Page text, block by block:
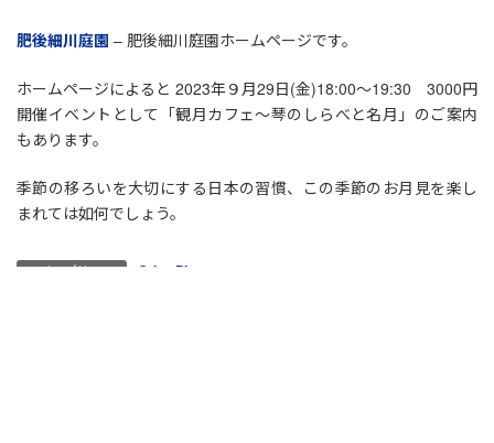
肥後細川庭園 – 肥後細川庭園ホームページです。
ホームページによると 2023年９月29日(金)18:00～19:30 3000円
開催イベントとして「観月カフェ～琴のしらべと名月」のご案内
もあります。
季節の移ろいを大切にする日本の習慣、この季節のお月見を楽し
まれては如何でしょう。
カテゴリー Orion Pictures